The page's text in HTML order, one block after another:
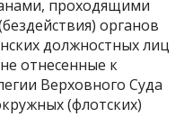
проходящими
органов
должностных лиц
отнесенные к
Верховного Суда
(флотских)